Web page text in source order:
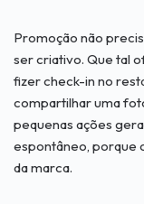
Promoção não
ser criativo. Que tal
fizer check-in no
compartilhar uma
pequenas ações
espontâneo, porque
da marca.